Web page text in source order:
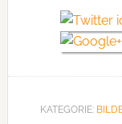
KATEGORIE: